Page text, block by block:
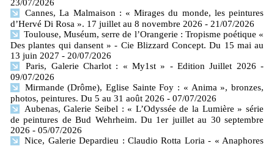
23/07/2026
Cannes, La Malmaison : « Mirages du monde, les peintures
d’Hervé Di Rosa ». 17 juillet au 8 novembre 2026 - 21/07/2026
Toulouse, Muséum, serre de l’Orangerie : Tropisme poétique «
Des plantes qui dansent » - Cie Blizzard Concept. Du 15 mai au
13 juin 2027 - 20/07/2026
Paris, Galerie Charlot : « My1st » - Edition Juillet 2026 -
09/07/2026
Mirmande (Drôme), Eglise Sainte Foy : « Anima », bronzes,
photos, peintures. Du 5 au 31 août 2026 - 07/07/2026
Aubenas, Galerie Seibel : « L’Odyssée de la Lumière » série
de peintures de Bud Wehrheim. Du 1er juillet au 30 septembre
2026 - 05/07/2026
Nice, Galerie Depardieu : Claudio Rotta Loria - « Anaphores